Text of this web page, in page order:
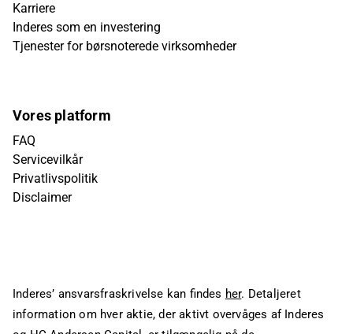
Karriere
Inderes som en investering
Tjenester for børsnoterede virksomheder
Vores platform
FAQ
Servicevilkår
Privatlivspolitik
Disclaimer
Inderes’ ansvarsfraskrivelse kan findes her. Detaljeret
information om hver aktie, der aktivt overvåges af Inderes